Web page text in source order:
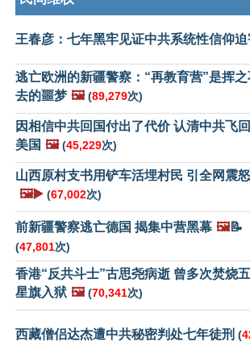
王春彦：七年黑牢见证中共系统性信仰迫
逃亡欧洲的新疆警察：“再教育营”是挥之
去的噩梦 🖼️ (89,279次)
因相信中共回国付出了代价 认清中共飞回
美国 🖼️ (45,229次)
山西原村支书用铲车活埋村民 引全网震怒
🖼️▶️ (67,002次)
前新疆警察逃亡德国 揭集中营黑幕 🖼️📝
(47,801次)
香港“反共斗士”古思尧病逝 曾多次焚烧五
星旗入狱 🖼️ (70,341次)
西藏僧侣达杰遭中共秘密判处七年徒刑 (